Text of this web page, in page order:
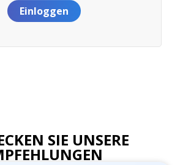
Einloggen
SIE UNSERE